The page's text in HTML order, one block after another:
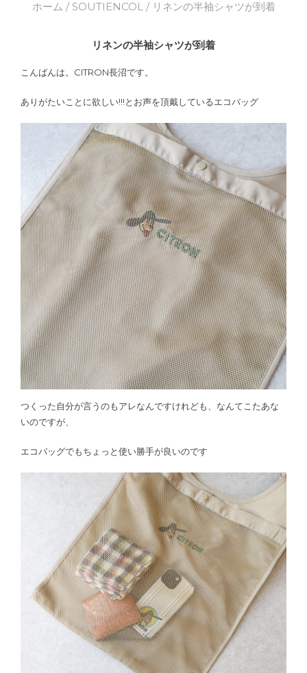
ホーム / SOUTIENCOL/ リネンの半袖シャツが到着
リネンの半袖シャツが到着
こんばんは。CITRON長沼です。
ありがたいことに欲しい!!!とお声を頂戴しているエコバッグ
つくった自分が言うのもアレなんですけれども、なんてこたあな
いのですが、
エコバッグでもちょっと使い勝手が良いのです